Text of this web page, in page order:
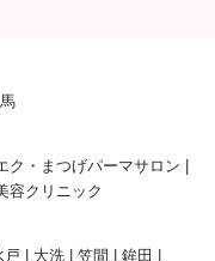
ク・まつげパーマサロン
容クリニック
戸 大洗 笠間
鉾田